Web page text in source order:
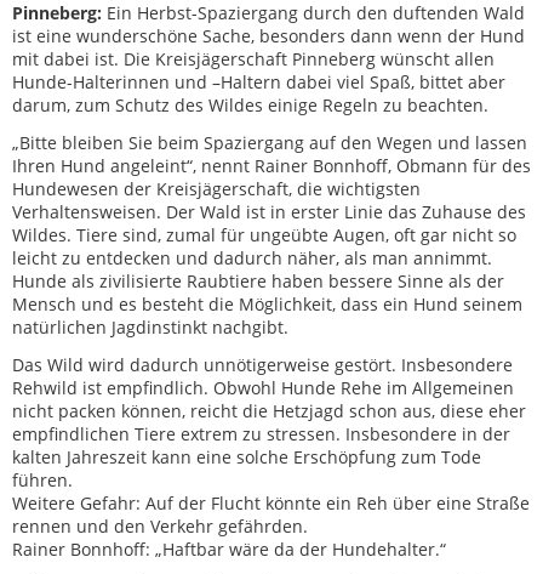
Pinneberg: Ein Herbst-Spaziergang durch den duftenden Wald
ist eine wunderschöne Sache, besonders dann wenn der Hund
mit dabei ist. Die Kreisjägerschaft Pinneberg wünscht allen
Hunde-Halterinnen und –Haltern dabei viel Spaß, bittet aber
darum, zum Schutz des Wildes einige Regeln zu beachten.
„Bitte bleiben Sie beim Spaziergang auf den Wegen und lassen
Ihren Hund angeleint“, nennt Rainer Bonnhoff, Obmann für des
Hundewesen der Kreisjägerschaft, die wichtigsten
Verhaltensweisen. Der Wald ist in erster Linie das Zuhause des
Wildes. Tiere sind, zumal für ungeübte Augen, oft gar nicht so
leicht zu entdecken und dadurch näher, als man annimmt.
Hunde als zivilisierte Raubtiere haben bessere Sinne als der
Mensch und es besteht die Möglichkeit, dass ein Hund seinem
natürlichen Jagdinstinkt nachgibt.
Das Wild wird dadurch unnötigerweise gestört. Insbesondere
Rehwild ist empfindlich. Obwohl Hunde Rehe im Allgemeinen
nicht packen können, reicht die Hetzjagd schon aus, diese eher
empfindlichen Tiere extrem zu stressen. Insbesondere in der
kalten Jahreszeit kann eine solche Erschöpfung zum Tode
führen.
Weitere Gefahr: Auf der Flucht könnte ein Reh über eine Straße
rennen und den Verkehr gefährden.
Rainer Bonnhoff: „Haftbar wäre da der Hundehalter.“